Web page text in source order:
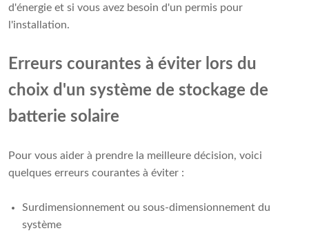
d'énergie et si vous avez besoin d'un permis pour
l'installation.
Erreurs courantes à éviter lors du
choix d'un système de stockage de
batterie solaire
Pour vous aider à prendre la meilleure décision, voici
quelques erreurs courantes à éviter :
Surdimensionnement ou sous-dimensionnement du
système